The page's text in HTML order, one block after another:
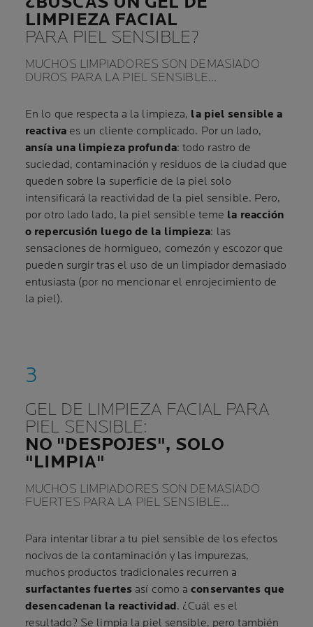
LIMPIEZA FACIAL
PARA PIEL SENSIBLE?
MUCHOS LIMPIADORES SON DEMASIADO
DUROS PARA LA PIEL SENSIBLE…
En lo que respecta a la limpieza, la piel sensible a
reactivaes un cliente complicado. Por un lado,
ansía una limpieza profunda: todo rastro de
suciedad, contaminación y residuos de la ciudad que
queden sobre la superficie de la piel solo
intensificará la reactividad de la piel sensible. Pero,
por otro lado lado, la piel sensible teme la reacción
o repercusión luego de la limpieza: las
sensaciones de hormigueo, comezón y escozor que
pueden surgir tras el uso de un limpiador demasiado
entusiasta (por no mencionar el enrojecimiento de
la piel).
GEL DE LIMPIEZA FACIAL PARA
PIEL SENSIBLE:
NO "DESPOJES", SOLO
"LIMPIA"
MUCHOS LIMPIADORES SON DEMASIADO
FUERTES PARA LA PIEL SENSIBLE…
Para intentar librar a tu piel sensible de los efectos
nocivos de la contaminación y las impurezas,
muchos productos tradicionales recurren a
surfactantes fuertes así como aconservantes que
desencadenan la reactividad. ¿Cuál es el
resultado? Se limpia la piel sensible, pero también